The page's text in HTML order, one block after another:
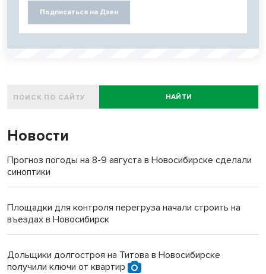
Подписаться на Дзен
НАЙТИ
Новости
Прогноз погоды на 8-9 августа в Новосибирске сделали
синоптики
Площадки для контроля перегруза начали строить на
въездах в Новосибирск
Дольщики долгостроя на Титова в Новосибирске
получили ключи от квартир